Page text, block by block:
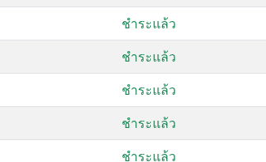
ชำระแล้ว
ชำระแล้ว
ชำระแล้ว
ชำระแล้ว
ชำระแล้ว